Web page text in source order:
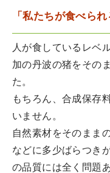
「私たちが食べら
人が食しているレベ
加の丹波の猪をその
た。
もちろん、合成保存
いません。
自然素材をそのまま
などに多少ばらつき
の品質には全く問題